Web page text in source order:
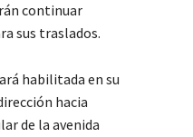
continuar
sus traslados.
habilitada en su
hacia
de la avenida